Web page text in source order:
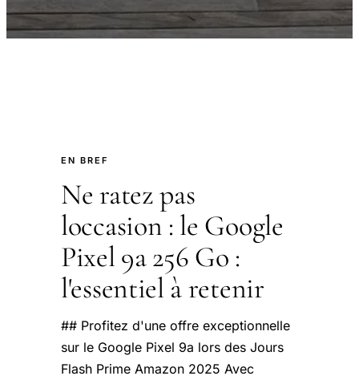
EN BREF
Ne ratez pas
loccasion : le Google
Pixel 9a 256 Go :
l'essentiel à retenir
## Profitez d'une offre exceptionnelle
sur le Google Pixel 9a lors des Jours
Flash Prime Amazon 2025 Avec